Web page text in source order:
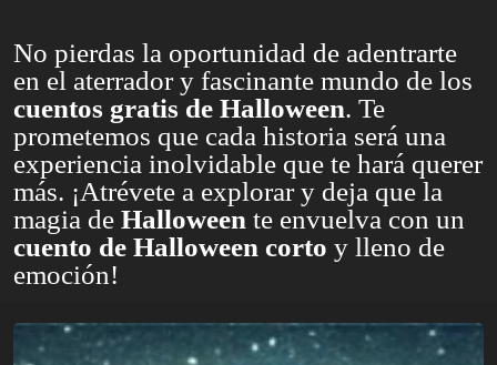
No pierdas la oportunidad de adentrarte
en el aterrador y fascinante mundo de los
cuentos gratis de Halloween. Te
prometemos que cada historia será una
experiencia inolvidable que te hará querer
más. ¡Atrévete a explorar y deja que la
magia deHalloween te envuelva con un
cuento de Halloween corto y lleno de
emoción!